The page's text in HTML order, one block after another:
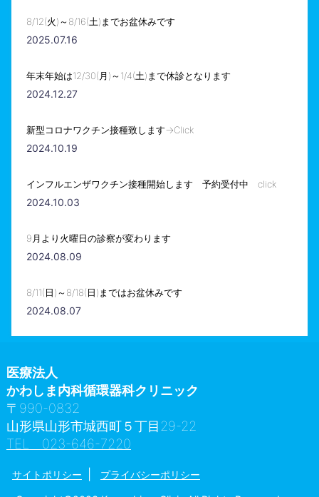
8/12(火)～8/16(土)までお盆休みです
2025.07.16
年末年始は12/30(月)～1/4(土)まで休診となります
2024.12.27
新型コロナワクチン接種致します→Click
2024.10.19
インフルエンザワクチン接種開始します 予約受付中 click
2024.10.03
9月より火曜日の診察が変わります
2024.08.09
8/11(日)～8/18(日)まではお盆休みです
2024.08.07
医療法人
かわしま内科循環器科クリニック
〒990-0832
山形県山形市城西町５丁目29-22
TEL 023-646-7220
サイトポリシー プライバシーポリシー